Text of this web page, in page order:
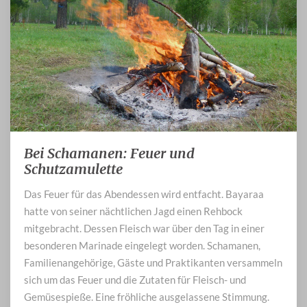
Bei
Schamanen:
und
Schutzamulette
Bei Schamanen: Feuer und
Schutzamulette
Das Feuer für das Abendessen wird entfacht. Bayaraa
hatte von seiner nächtlichen Jagd einen Rehbock
mitgebracht. Dessen Fleisch war über den Tag in einer
besonderen Marinade eingelegt worden. Schamanen,
Familienangehörige, Gäste und Praktikanten versammeln
sich um das Feuer und die Zutaten für Fleisch- und
Gemüsespieße. Eine fröhliche ausgelassene Stimmung.